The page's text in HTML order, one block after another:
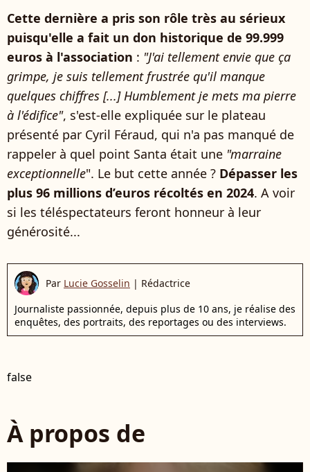
Cette dernière a pris son rôle très au sérieux
puisqu'elle a fait un don historique de 99.999
euros à l'association : "J'ai tellement envie que ça
grimpe, je suis tellement frustrée qu'il manque
quelques chiffres [...] Humblement je mets ma pierre
à l'édifice", s'est-elle expliquée sur le plateau
présenté par Cyril Féraud, qui n'a pas manqué de
rappeler à quel point Santa était une "marraine
exceptionnelle". Le but cette année ? Dépasser les
plus 96 millions d’euros récoltés en 2024. A voir
si les téléspectateurs feront honneur à leur
générosité...
Par Lucie Gosselin | Rédactrice
Journaliste passionnée, depuis plus de 10 ans, je réalise des
enquêtes, des portraits, des reportages ou des interviews.
false
À propos de